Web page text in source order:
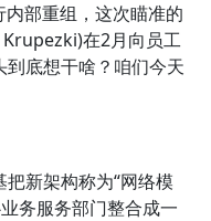
部重组，这次瞄准的
Krupezki)在2月向员工
到底想干啥？咱们今天
新架构称为“网络模
务服务部门整合成一